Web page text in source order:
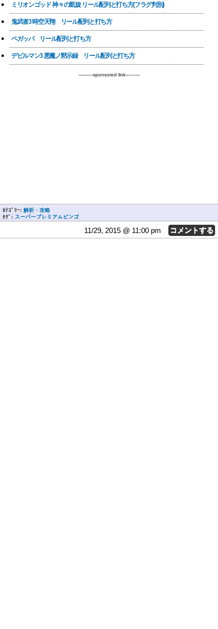
ミリオンゴッド 神々の凱旋 リール配列と打ち方(フラグ判別)
鬼武者3 時空天翔 リール配列と打ち方
ペガッパ リール配列と打ち方
デビルマン3 悪魔ノ黙示録 リール配列と打ち方
----------sponsored link----------
ｶﾃｺﾞﾘｰ: 解析・攻略
ﾀｸﾞ: スーパープレミアムビンゴ
11/29, 2015 @ 11:00 pm コメントする